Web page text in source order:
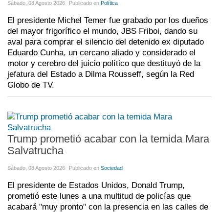
Sábado, 08 Agosto 2026 Publicado en Política
El presidente Michel Temer fue grabado por los dueños
del mayor frigorífico el mundo, JBS Friboi, dando su
aval para comprar el silencio del detenido ex diputado
Eduardo Cunha, un cercano aliado y considerado el
motor y cerebro del juicio político que destituyó de la
jefatura del Estado a Dilma Rousseff, según la Red
Globo de TV.
Trump prometió acabar con la temida Mara
Salvatrucha
Sábado, 08 Agosto 2026 Publicado en Sociedad
El presidente de Estados Unidos, Donald Trump,
prometió este lunes a una multitud de policías que
acabará "muy pronto" con la presencia en las calles de